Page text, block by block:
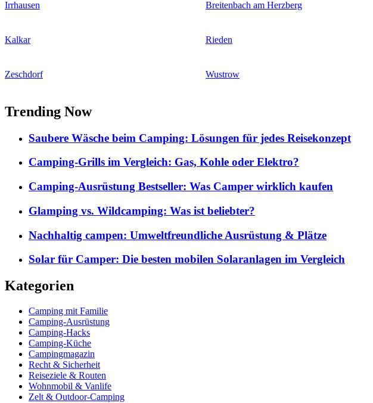
Irrhausen Breitenbach am Herzberg
Kalkar Rieden
Zeschdorf Wustrow
Trending Now
Saubere Wäsche beim Camping: Lösungen für jedes Reisekonzept
Camping-Grills im Vergleich: Gas, Kohle oder Elektro?
Camping-Ausrüstung Bestseller: Was Camper wirklich kaufen
Glamping vs. Wildcamping: Was ist beliebter?
Nachhaltig campen: Umweltfreundliche Ausrüstung & Plätze
Solar für Camper: Die besten mobilen Solaranlagen im Vergleich
Kategorien
Camping mit Familie
Camping-Ausrüstung
Camping-Hacks
Camping-Küche
Campingmagazin
Recht & Sicherheit
Reiseziele & Routen
Wohnmobil & Vanlife
Zelt & Outdoor-Camping